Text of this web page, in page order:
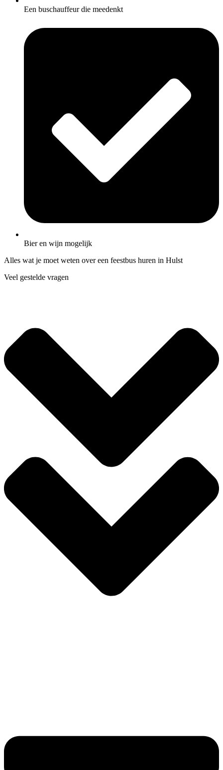
Een buschauffeur die meedenkt
Bier en wijn mogelijk
Alles wat je moet weten over een feestbus huren in Hulst
Veel gestelde vragen